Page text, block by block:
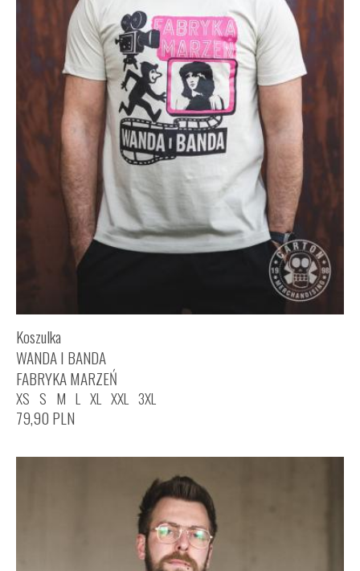
Koszulka
WANDA I BANDA
FABRYKA MARZEŃ
XS S M L XL XXL 3XL
79,90 PLN